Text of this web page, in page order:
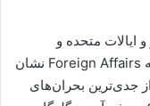
ایالات متحده و
اسرائیل از سوی دیگر، تحلیل تازه‌ای از مجله Foreign Affairs نشان
جدی‌ترین بحران‌های